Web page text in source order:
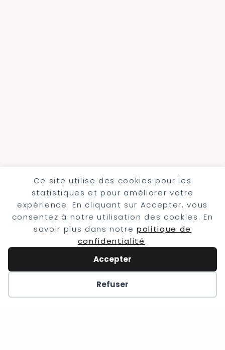
Ce site utilise des cookies pour les
statistiques et pour améliorer votre
expérience. En cliquant sur Accepter, vous
consentez à notre utilisation des cookies. En
savoir plus dans notrepolitique de
confidentialité.
Accepter
Refuser